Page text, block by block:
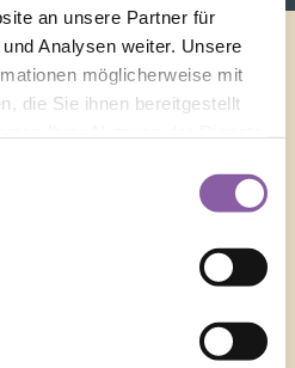
an unsere Partner für
Analysen weiter. Unsere
möglicherweise mit
die Sie ihnen bereitgestellt